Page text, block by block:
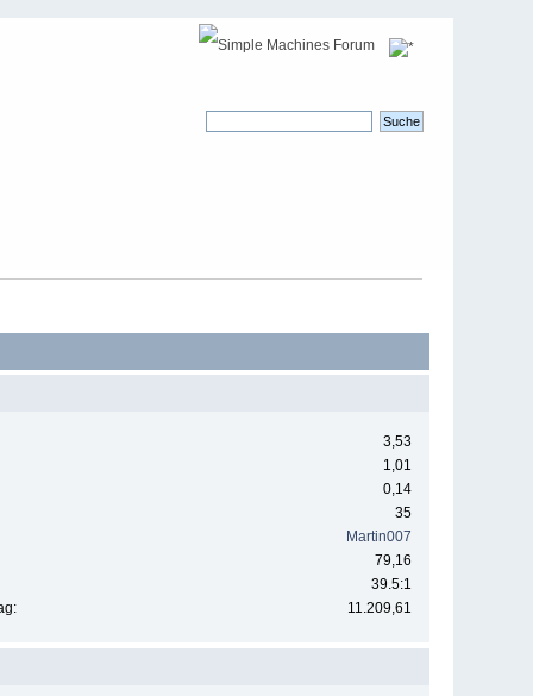
3,53
1,01
0,14
35
Martin007
79,16
39.5:1
11.209,61